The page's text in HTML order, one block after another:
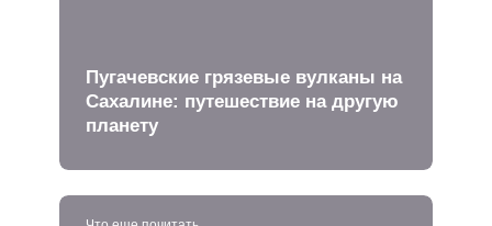
Пугачевские грязевые вулканы на
Сахалине: путешествие на другую
планету